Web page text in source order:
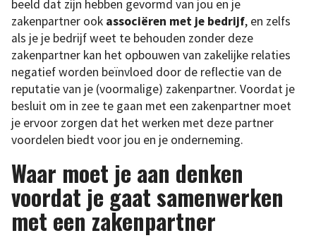
beeld dat zijn hebben gevormd van jou en je
zakenpartner ook associëren met je bedrijf, en zelfs
als je je bedrijf weet te behouden zonder deze
zakenpartner kan het opbouwen van zakelijke relaties
negatief worden beïnvloed door de reflectie van de
reputatie van je (voormalige) zakenpartner. Voordat je
besluit om in zee te gaan met een zakenpartner moet
je ervoor zorgen dat het werken met deze partner
voordelen biedt voor jou en je onderneming.
Waar moet je aan denken
voordat je gaat samenwerken
met een zakenpartner